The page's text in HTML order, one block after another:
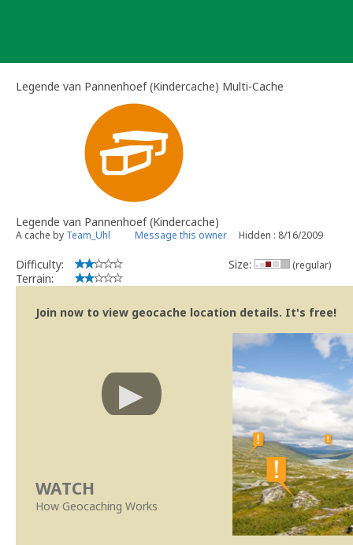
Legende van Pannenhoef (Kindercache) Multi-Cache
Legende van Pannenhoef (Kindercache)
A cache by Team_Uhl Message this owner Hidden : 8/16/2009
Difficulty:
Terrain:
Size: (regular)
Join now to view geocache location details. It's free!
WATCH
How Geocaching Works